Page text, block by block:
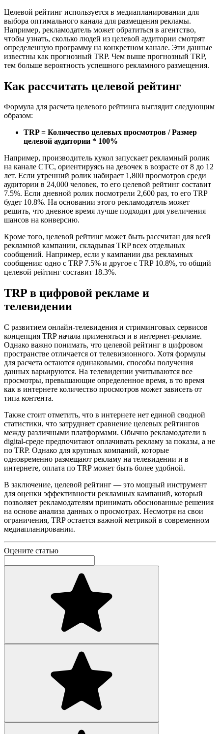
Целевой рейтинг используется в медиапланировании для
выбора оптимального канала для размещения рекламы.
Например, рекламодатель может обратиться в агентство,
чтобы узнать, сколько людей из целевой аудитории смотрят
определенную программу на конкретном канале. Эти данные
известны как прогнозный TRP. Чем выше прогнозный TRP,
тем больше вероятность успешного рекламного размещения.
Как рассчитать целевой рейтинг
Формула для расчета целевого рейтинга выглядит следующим
образом:
TRP = Количество целевых просмотров / Размер
целевой аудитории * 100%
Например, производитель кукол запускает рекламный ролик
на канале СТС, ориентируясь на девочек в возрасте от 8 до 12
лет. Если утренний ролик набирает 1,800 просмотров среди
аудитории в 24,000 человек, то его целевой рейтинг составит
7.5%. Если дневной ролик посмотрели 2,600 раз, то его TRP
будет 10.8%. На основании этого рекламодатель может
решить, что дневное время лучше подходит для увеличения
шансов на конверсию.
Кроме того, целевой рейтинг может быть рассчитан для всей
рекламной кампании, складывая TRP всех отдельных
сообщений. Например, если у кампании два рекламных
сообщения: одно с TRP 7.5% и другое с TRP 10.8%, то общий
целевой рейтинг составит 18.3%.
TRP в цифровой рекламе и
телевидении
С развитием онлайн-телевидения и стриминговых сервисов
концепция TRP начала применяться и в интернет-рекламе.
Однако важно понимать, что целевой рейтинг в цифровом
пространстве отличается от телевизионного. Хотя формулы
для расчета остаются одинаковыми, способы получения
данных варьируются. На телевидении учитываются все
просмотры, превышающие определенное время, в то время
как в интернете количество просмотров может зависеть от
типа контента.
Также стоит отметить, что в интернете нет единой сводной
статистики, что затрудняет сравнение целевых рейтингов
между различными платформами. Обычно рекламодатели в
digital-среде предпочитают оплачивать рекламу за показы, а не
по TRP. Однако для крупных компаний, которые
одновременно размещают рекламу на телевидении и в
интернете, оплата по TRP может быть более удобной.
В заключение, целевой рейтинг — это мощный инструмент
для оценки эффективности рекламных кампаний, который
позволяет рекламодателям принимать обоснованные решения
на основе анализа данных о просмотрах. Несмотря на свои
ограничения, TRP остается важной метрикой в современном
медиапланировании.
Оцените статью